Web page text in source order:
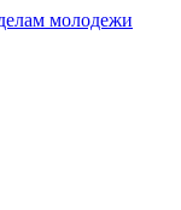
молодежи